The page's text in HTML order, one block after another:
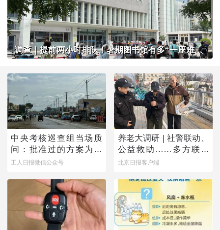
调查｜提前两小时排队！暑期图书馆有多“一座难求”？
中央考核巡查组当场质
问：批准过的方案为何
不执行？
工人日报微信公众号
养老大调研 | 社警联动、
公益救助……多方联手
撑起防走失网络
北京日报客户端